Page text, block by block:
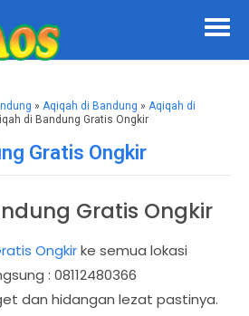
» Aqiqah di Bandung » Aqiqah di
di Bandung Gratis Ongkir
Gratis Ongkir
Gratis Ongkir
Ongkirke semua lokasi
: 08112480366
dan hidangan lezat pastinya.